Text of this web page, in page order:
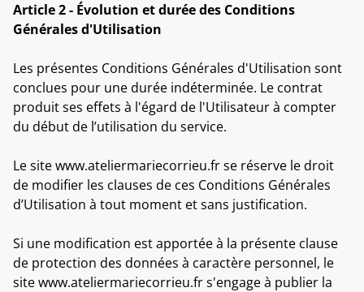
Article 2 - Évolution et durée des Conditions
Générales d'Utilisation
Les présentes Conditions Générales d'Utilisation sont
conclues pour une durée indéterminée. Le contrat
produit ses effets à l'égard de l'Utilisateur à compter
du début de l’utilisation du service.
Le site www.ateliermariecorrieu.fr se réserve le droit
de modifier les clauses de ces Conditions Générales
d’Utilisation à tout moment et sans justification.
Si une modification est apportée à la présente clause
de protection des données à caractère personnel, le
site www.ateliermariecorrieu.fr s'engage à publier la